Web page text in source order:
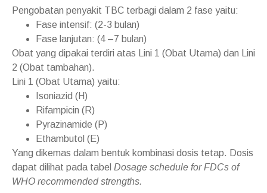
Pengobatan penyakit TBC terbagi dalam 2 fase yaitu:
Fase intensif: (2-3 bulan)
Fase lanjutan: (4 –7 bulan)
Obat yang dipakai terdiri atas Lini 1 (Obat Utama) dan Lini
2 (Obat tambahan).
Lini 1 (Obat Utama) yaitu:
Isoniazid (H)
Rifampicin (R)
Pyrazinamide (P)
Ethambutol (E)
Yang dikemas dalam bentuk kombinasi dosis tetap. Dosis
dapat dilihat pada tabel Dosage schedule for FDCs of
WHO recommended strengths.